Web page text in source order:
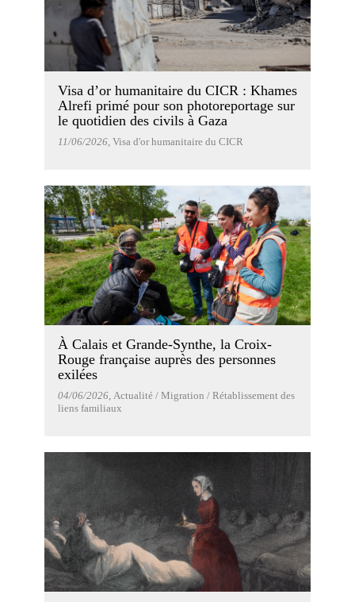
Visa d’or humanitaire du CICR : Khames
Alrefi primé pour son photoreportage sur
le quotidien des civils à Gaza
11/06/2026, Visa d'or humanitaire du CICR
À Calais et Grande-Synthe, la Croix-
Rouge française auprès des personnes
exilées
04/06/2026, Actualité / Migration / Rétablissement des
liens familiaux